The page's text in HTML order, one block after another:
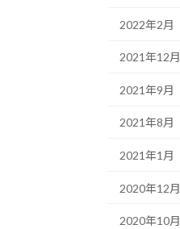
2022年2月
2021年12月
2021年9月
2021年8月
2021年1月
2020年12月
2020年10月